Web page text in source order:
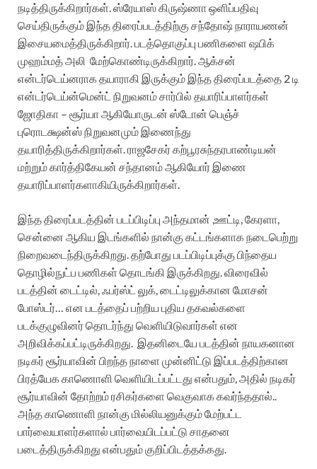
நடித்திருக்கிறார்கள். ஸ்ரேயாஸ் கிருஷ்ணா ஒளிப்பதிவு
செய்திருக்கும் இந்த திரைப்படத்திற்கு சந்தோஷ் நாராயணன்
இசையமைத்திருக்கிறார். படத்தொகுப்பு பணிகளை ஷபிக்
முஹம்மத் அலி மேற்கொண்டிருக்கிறார். ஆக்சன்
என்டர்டெய்னராக தயாராகி இருக்கும் இந்த திரைப்படத்தை 2 டி
என்டர்டெய்ன்மென்ட் நிறுவனம் சார்பில் தயாரிப்பாளர்கள்
ஜோதிகா – சூர்யா ஆகியோருடன் ஸ்டோன் பெஞ்ச்
புரொடக்ஷன்ஸ் நிறுவனமும் இணைந்து
தயாரித்திருக்கிறார்கள். ராஜசேகர் கற்பூரசுந்தரபாண்டியன்
மற்றும் கார்த்திகேயன் சந்தானம் ஆகியோர் இணை
தயாரிப்பாளர்களாகியிருக்கிறார்கள்.
இந்த திரைப்படத்தின் படப்பிடிப்பு அந்தமான் ,ஊட்டி, கேரளா,
சென்னை ஆகிய இடங்களில் நான்கு கட்டங்களாக நடைபெற்று
நிறைவடைந்திருக்கிறது. தற்போது படப்பிடிப்புக்கு பிந்தைய
தொழில்நுட்ப பணிகள் தொடங்கி இருக்கிறது. விரைவில்
படத்தின் டைட்டில், ஃபர்ஸ்ட் லுக், டைட்டிலுக்கான மோசன்
போஸ்டர்… என படத்தைப் பற்றிய புதிய தகவல்களை
படக்குழுவினர் தொடர்ந்து வெளியிடுவார்கள் என
அறிவிக்கப்பட்டிருக்கிறது. இதனிடையே படத்தின் நாயகனான
நடிகர் சூர்யாவின் பிறந்த நாளை முன்னிட்டு இப்படத்திற்கான
பிரத்யேக காணொளி வெளியிடப்பட்டது என்பதும், அதில் நடிகர்
சூர்யாவின் தோற்றம் ரசிகர்களை வெகுவாக கவர்ந்ததால்..
அந்த காணொளி நான்கு மில்லியனுக்கும் மேற்பட்ட
பார்வையாளர்களால் பார்வையிடப்பட்டு சாதனை
படைத்திருக்கிறது என்பதும் குறிப்பிடத்தக்கது.‌